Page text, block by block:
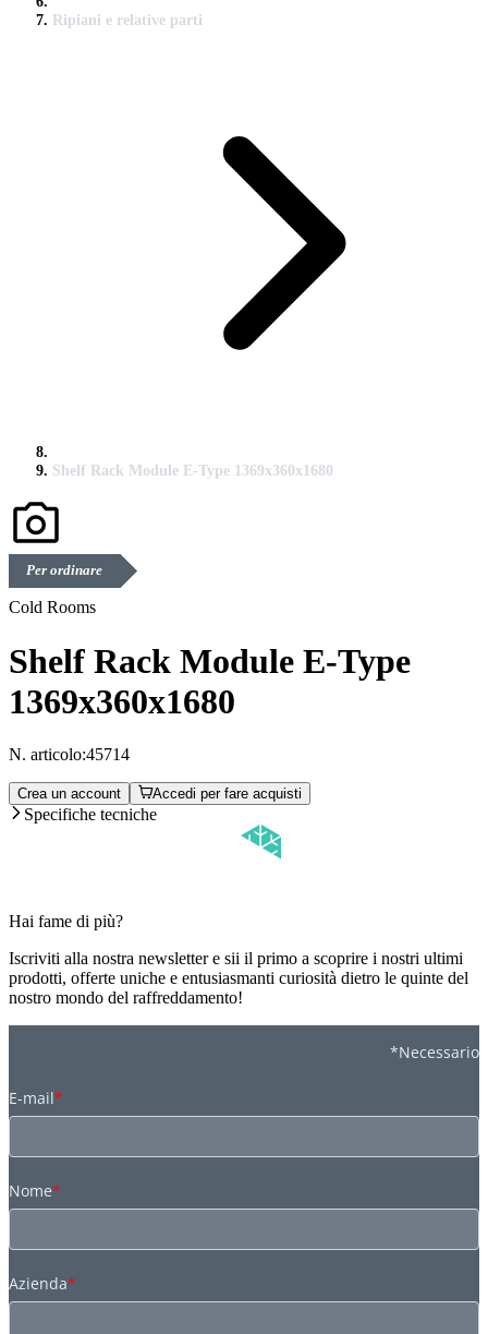
Ripiani e relative parti
Shelf Rack Module E-Type 1369x360x1680
Per ordinare
Cold Rooms
Shelf Rack Module E-Type
1369x360x1680
N. articolo:45714
Crea un account Accedi per fare acquisti
Specifiche tecniche
Hai fame di più?
Iscriviti alla nostra newsletter e sii il primo a scoprire i nostri ultimi
prodotti, offerte uniche e entusiasmanti curiosità dietro le quinte del
nostro mondo del raffreddamento!
*Necessario
E-mail*
Nome*
Azienda*